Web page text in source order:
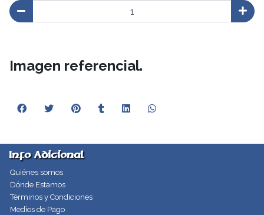
Imagen referencial.
Info Adicional
Quiénes somos
Dónde Estamos
Términos y Condiciones
Medios de Pago